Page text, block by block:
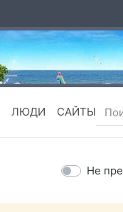
ЛЮДИ САЙТЫ
Не